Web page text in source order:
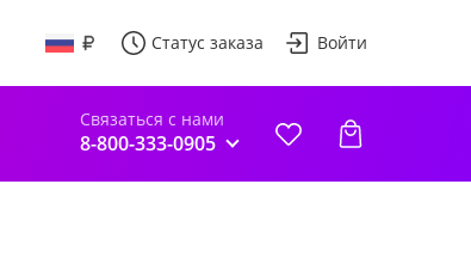
Статус заказа Войти
Связаться с нами
8-800-333-0905